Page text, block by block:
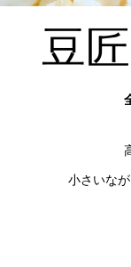
豆
小さいな